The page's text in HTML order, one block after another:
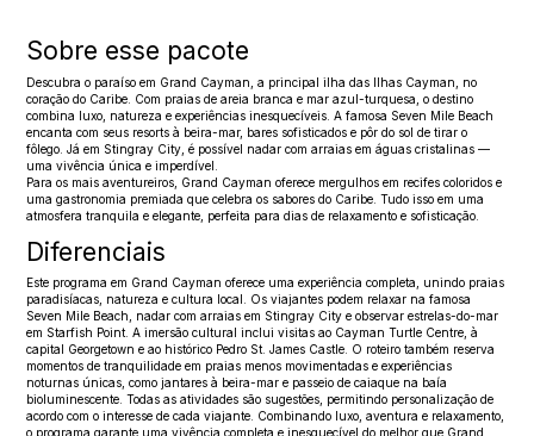
Sobre esse pacote
Descubra o paraíso em Grand Cayman, a principal ilha das Ilhas Cayman, no
coração do Caribe. Com praias de areia branca e mar azul-turquesa, o destino
combina luxo, natureza e experiências inesquecíveis. A famosa Seven Mile Beach
encanta com seus resorts à beira-mar, bares sofisticados e pôr do sol de tirar o
fôlego. Já em Stingray City, é possível nadar com arraias em águas cristalinas —
uma vivência única e imperdível.
Para os mais aventureiros, Grand Cayman oferece mergulhos em recifes coloridos e
uma gastronomia premiada que celebra os sabores do Caribe. Tudo isso em uma
atmosfera tranquila e elegante, perfeita para dias de relaxamento e sofisticação.
Diferenciais
Este programa em Grand Cayman oferece uma experiência completa, unindo praias
paradisíacas, natureza e cultura local. Os viajantes podem relaxar na famosa
Seven Mile Beach, nadar com arraias em Stingray City e observar estrelas-do-mar
em Starfish Point. A imersão cultural inclui visitas ao Cayman Turtle Centre, à
capital Georgetown e ao histórico Pedro St. James Castle. O roteiro também reserva
momentos de tranquilidade em praias menos movimentadas e experiências
noturnas únicas, como jantares à beira-mar e passeio de caiaque na baía
bioluminescente. Todas as atividades são sugestões, permitindo personalização de
acordo com o interesse de cada viajante. Combinando luxo, aventura e relaxamento,
o programa garante uma vivência completa e inesquecível do melhor que Grand